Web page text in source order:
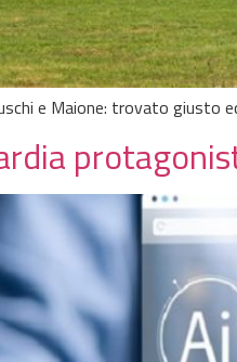
e Maione: trovato giusto